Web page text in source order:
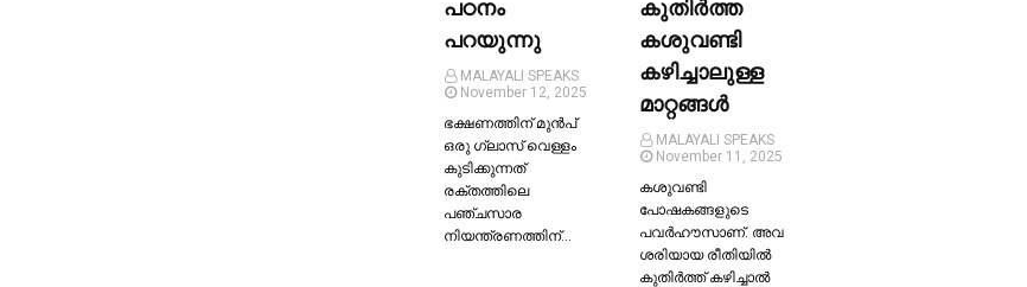
പഠനം
പറയുന്നു
MALAYALI SPEAKS
November 12, 2025
ഭക്ഷണത്തിന് മുന്‍പ്
ഒരു ഗ്ലാസ് വെള്ളം
കുടിക്കുന്നത്
രക്തത്തിലെ
പഞ്ചസാര
നിയന്ത്രണത്തിന്…
കുതിര്‍ത്ത
കശുവണ്ടി
കഴിച്ചാലുള്ള
മാറ്റങ്ങള്‍
MALAYALI SPEAKS
November 11, 2025
കശുവണ്ടി
പോഷകങ്ങളുടെ
പവർഹൗസാണ്. അവ
ശരിയായ രീതിയില്‍
കുതിർത്ത് കഴിച്ചാല്‍